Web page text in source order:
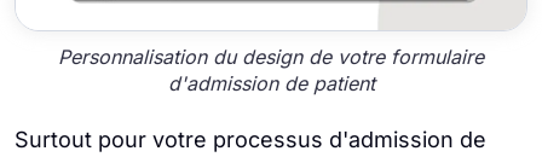
Personnalisation du design de votre formulaire
d'admission de patient
Surtout pour votre processus d'admission de